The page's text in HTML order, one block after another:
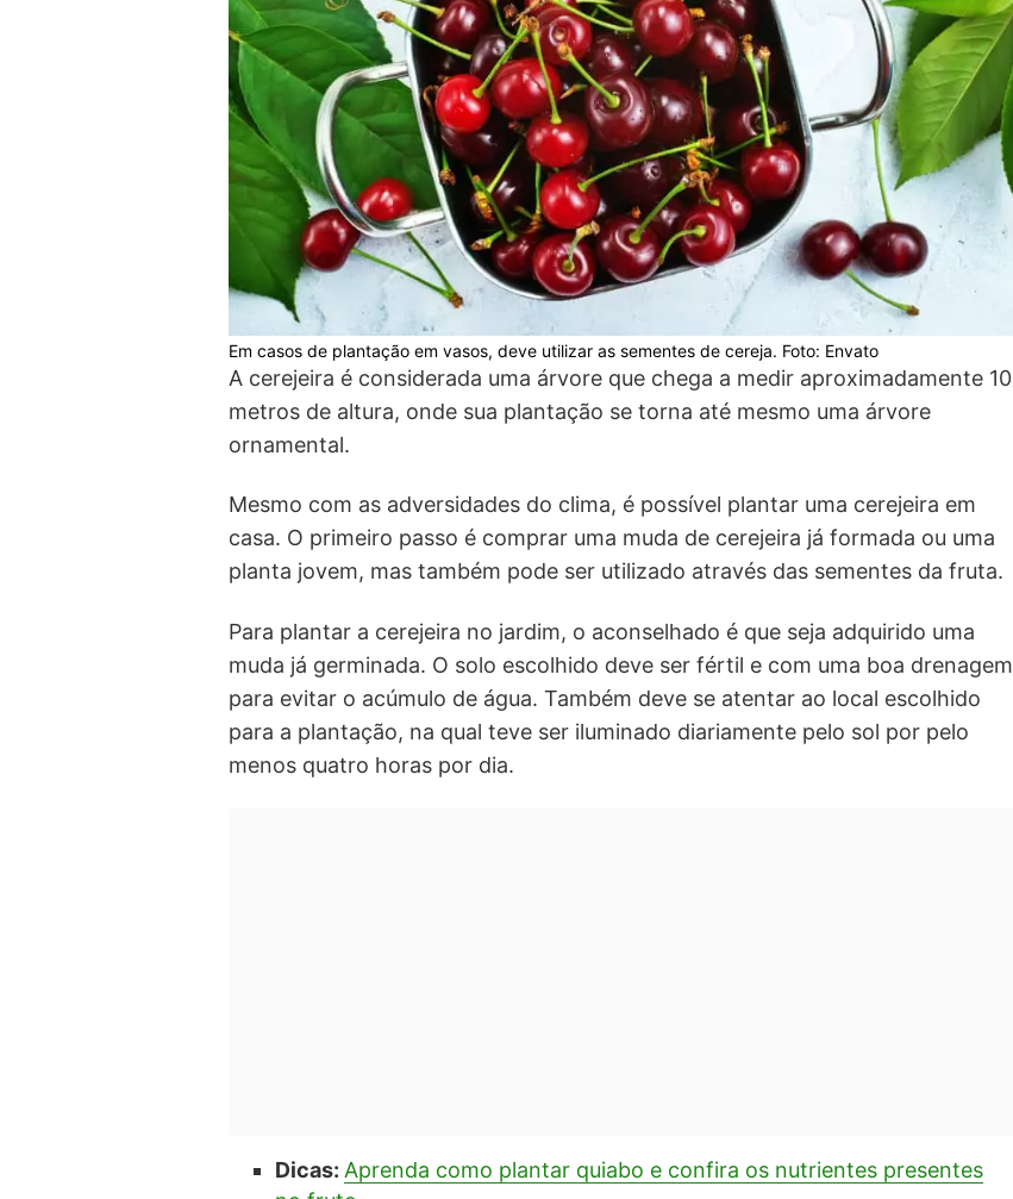
Em casos de plantação em vasos, deve utilizar as sementes de cereja. Foto: Envato
A cerejeira é considerada uma árvore que chega a medir aproximadamente 10
metros de altura, onde sua plantação se torna até mesmo uma árvore
ornamental.
Mesmo com as adversidades do clima, é possível plantar uma cerejeira em
casa. O primeiro passo é comprar uma muda de cerejeira já formada ou uma
planta jovem, mas também pode ser utilizado através das sementes da fruta.
Para plantar a cerejeira no jardim, o aconselhado é que seja adquirido uma
muda já germinada. O solo escolhido deve ser fértil e com uma boa drenagem
para evitar o acúmulo de água. Também deve se atentar ao local escolhido
para a plantação, na qual teve ser iluminado diariamente pelo sol por pelo
menos quatro horas por dia.
Dicas: Aprenda como plantar quiabo e confira os nutrientes presentes